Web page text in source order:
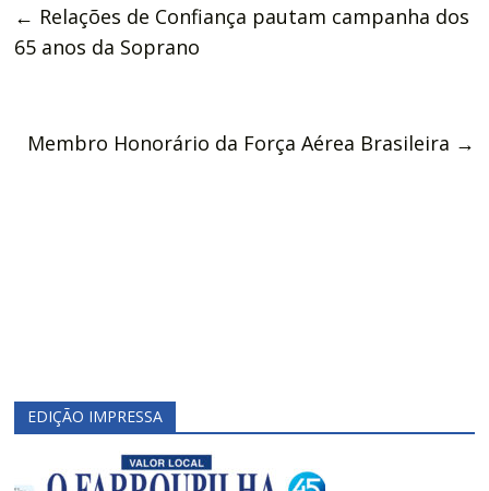
← Relações de Confiança pautam campanha dos
65 anos da Soprano
Membro Honorário da Força Aérea Brasileira →
EDIÇÃO IMPRESSA